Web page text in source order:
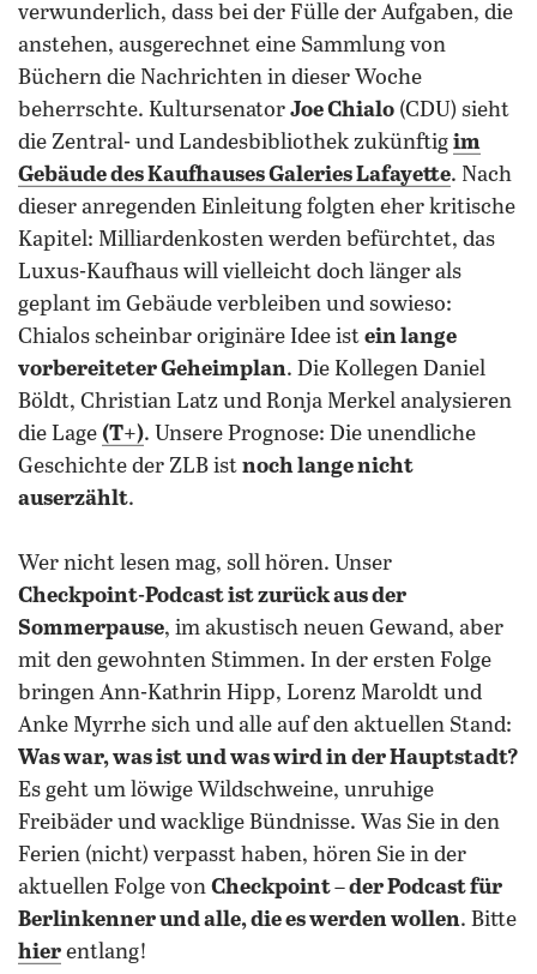
verwunderlich, dass bei der Fülle der Aufgaben, die
anstehen, ausgerechnet eine Sammlung von
Büchern die Nachrichten in dieser Woche
beherrschte. Kultursenator Joe Chialo (CDU) sieht
die Zentral- und Landesbibliothek zukünftig im
Gebäude des Kaufhauses Galeries Lafayette. Nach
dieser anregenden Einleitung folgten eher kritische
Kapitel: Milliardenkosten werden befürchtet, das
Luxus-Kaufhaus will vielleicht doch länger als
geplant im Gebäude verbleiben und sowieso:
Chialos scheinbar originäre Idee ist ein lange
vorbereiteter Geheimplan. Die Kollegen Daniel
Böldt, Christian Latz und Ronja Merkel analysieren
die Lage (T+). Unsere Prognose: Die unendliche
Geschichte der ZLB ist noch lange nicht
auserzählt.
Wer nicht lesen mag, soll hören. Unser
Checkpoint-Podcast ist zurück aus der
Sommerpause, im akustisch neuen Gewand, aber
mit den gewohnten Stimmen. In der ersten Folge
bringen Ann-Kathrin Hipp, Lorenz Maroldt und
Anke Myrrhe sich und alle auf den aktuellen Stand:
Was war, was ist und was wird in der Hauptstadt?
Es geht um löwige Wildschweine, unruhige
Freibäder und wacklige Bündnisse. Was Sie in den
Ferien (nicht) verpasst haben, hören Sie in der
aktuellen Folge von Checkpoint – der Podcast für
Berlinkenner und alle, die es werden wollen. Bitte
hier entlang!